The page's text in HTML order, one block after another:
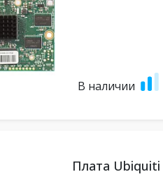
В наличии
Плата